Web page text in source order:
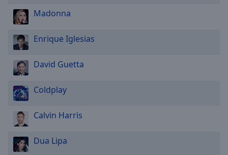
Madonna
Enrique Iglesias
David Guetta
Coldplay
Calvin Harris
Dua Lipa